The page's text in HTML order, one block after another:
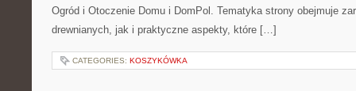
Ogród i Otoczenie Domu i DomPol. Tematyka strony obejmuje
drewnianych, jak i praktyczne aspekty, które […]
CATEGORIES: KOSZYKÓWKA